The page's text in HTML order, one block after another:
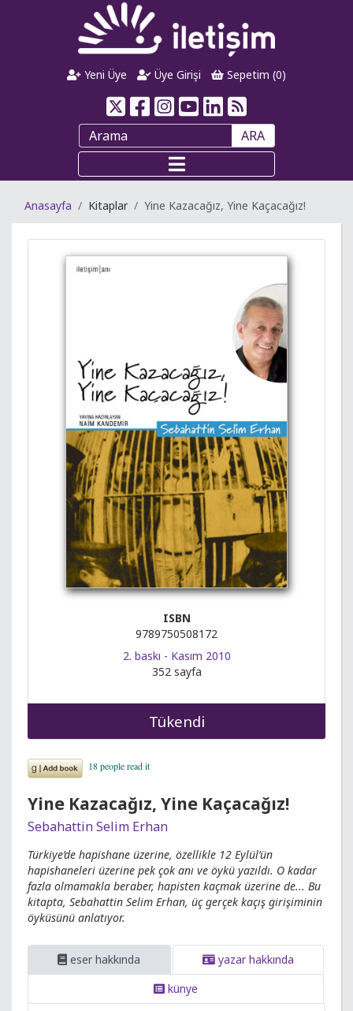
Yeni Üye Üye Girişi Sepetim (0)
ARA
Anasayfa Kitaplar Yine Kazacağız, Yine Kaçacağız!
ISBN
9789750508172
2. baskı - Kasım 2010
352 sayfa
Tükendi
Yine Kazacağız, Yine Kaçacağız!
Sebahattin Selim Erhan
Türkiye’de hapishane üzerine, özellikle 12 Eylül’ün
hapishaneleri üzerine pek çok anı ve öykü yazıldı. O kadar
fazla olmamakla beraber, hapisten kaçmak üzerine de... Bu
kitapta, Sebahattin Selim Erhan, üç gerçek kaçış girişiminin
öyküsünü anlatıyor.
eser hakkında
yazar hakkında
künye